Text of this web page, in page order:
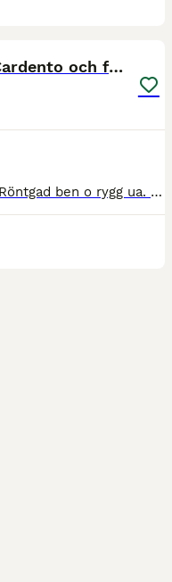
Swb sto 10 år med Casall, Cardento och fullblod!
Utlånas/ säljes Egen uppfödning. Röntgad ben o rygg ua. Säljes billigt o helst utlånas först, främst som avelssto då hon tyvärr haft en ligamentskada i ena bakknät. Skadan är läkt och prognosen är 50/